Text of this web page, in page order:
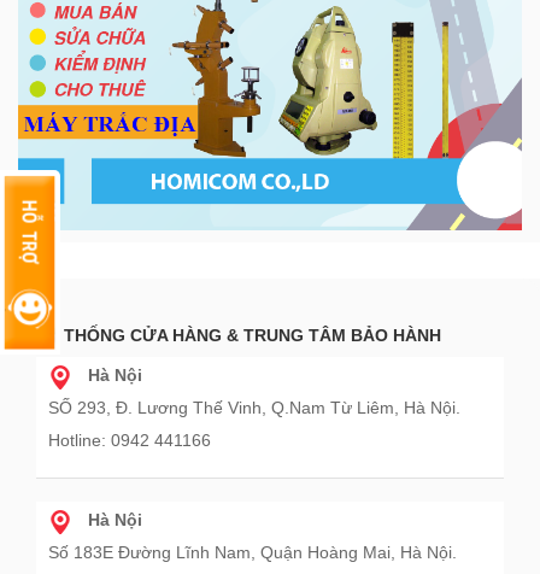
HỆ THỐNG CỬA HÀNG & TRUNG TÂM BẢO HÀNH
Hà Nội
SỐ 293, Đ. Lương Thế Vinh, Q.Nam Từ Liêm, Hà Nội.
Hotline: 0942 441166
Hà Nội
Số 183E Đường Lĩnh Nam, Quận Hoàng Mai, Hà Nội.